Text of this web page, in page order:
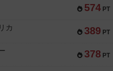
574 PT
389 PT
カ
378 PT